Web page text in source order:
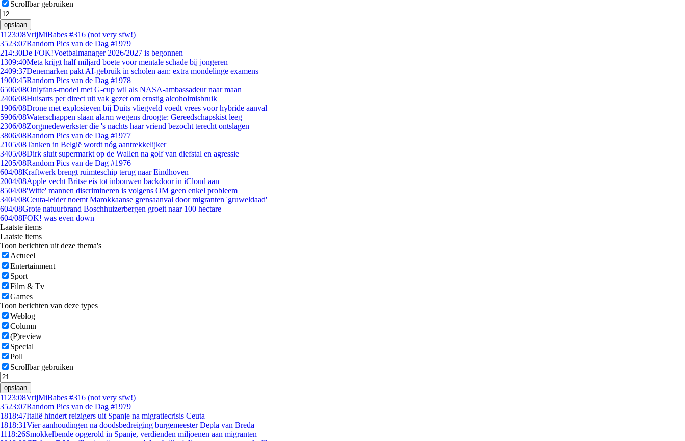
Scrollbar gebruiken
opslaan
11 23:08VrijMiBabes #316 (not very sfw!)
3523:07Random Pics van de Dag #1979
214:30De FOK!Voetbalmanager 2026/2027 is begonnen
1309:40Meta krijgt half miljard boete voor mentale schade bij jongeren
2409:37Denemarken pakt AI-gebruik in scholen aan: extra mondelinge examens
1900:45Random Pics van de Dag #1978
6506/08Onlyfans-model met G-cup wil als NASA-ambassadeur naar maan
2406/08Huisarts per direct uit vak gezet om ernstig alcoholmisbruik
1906/08Drone met explosieven bij Duits vliegveld voedt vrees voor hybride aanval
5906/08Waterschappen slaan alarm wegens droogte: Gereedschapskist leeg
2306/08Zorgmedewerkster die 's nachts haar vriend bezocht terecht ontslagen
3806/08Random Pics van de Dag #1977
2105/08Tanken in België wordt nóg aantrekkelijker
3405/08Dirk sluit supermarkt op de Wallen na golf van diefstal en agressie
1205/08Random Pics van de Dag #1976
604/08Kraftwerk brengt ruimteschip terug naar Eindhoven
2004/08Apple vecht Britse eis tot inbouwen backdoor in iCloud aan
8504/08'Witte' mannen discrimineren is volgens OM geen enkel probleem
3404/08Ceuta-leider noemt Marokkaanse grensaanval door migranten 'gruweldaad'
604/08Grote natuurbrand Boschhuizerbergen groeit naar 100 hectare
604/08FOK! was even down
Laatste items
Laatste items
Toon berichten uit deze thema's
Actueel
Entertainment
Sport
Film & Tv
Games
Toon berichten van deze types
Weblog
Column
(P)review
Special
Poll
Scrollbar gebruiken
opslaan
11 23:08VrijMiBabes #316 (not very sfw!)
3523:07Random Pics van de Dag #1979
1818:47Italië hindert reizigers uit Spanje na migratiecrisis Ceuta
1818:31Vier aanhoudingen na doodsbedreiging burgemeester Depla van Breda
1118:26Smokkelbende opgerold in Spanje, verdienden miljoenen aan migranten